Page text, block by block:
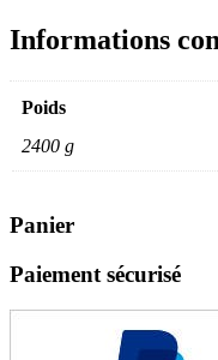
Informations
Poids
2400 g
Panier
Paiement sécurisé